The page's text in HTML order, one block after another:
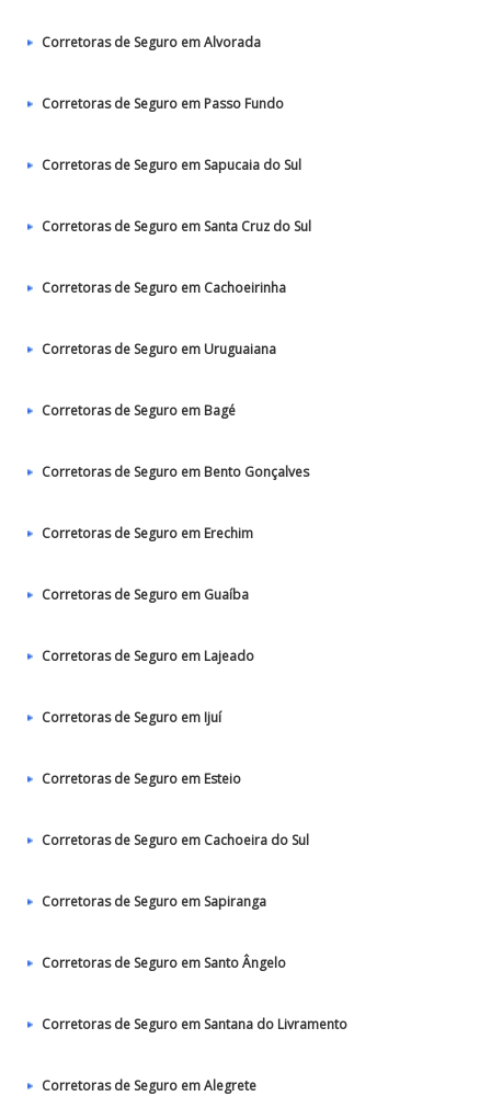
Corretoras de Seguro em Alvorada
Corretoras de Seguro em Passo Fundo
Corretoras de Seguro em Sapucaia do Sul
Corretoras de Seguro em Santa Cruz do Sul
Corretoras de Seguro em Cachoeirinha
Corretoras de Seguro em Uruguaiana
Corretoras de Seguro em Bagé
Corretoras de Seguro em Bento Gonçalves
Corretoras de Seguro em Erechim
Corretoras de Seguro em Guaíba
Corretoras de Seguro em Lajeado
Corretoras de Seguro em Ijuí
Corretoras de Seguro em Esteio
Corretoras de Seguro em Cachoeira do Sul
Corretoras de Seguro em Sapiranga
Corretoras de Seguro em Santo Ângelo
Corretoras de Seguro em Santana do Livramento
Corretoras de Seguro em Alegrete